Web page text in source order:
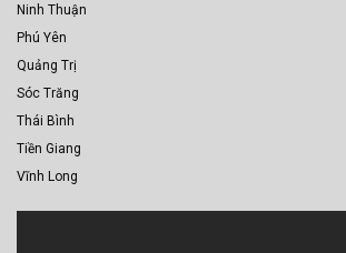
Ninh Thuận
Phú Yên
Quảng Trị
Sóc Trăng
Thái Bình
Tiền Giang
Vĩnh Long